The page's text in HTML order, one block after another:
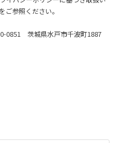
ご参照ください。
0851 茨城県水戸市千波町1887